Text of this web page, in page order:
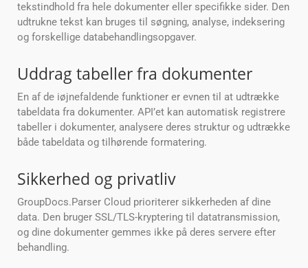
tekstindhold fra hele dokumenter eller specifikke sider. Den
udtrukne tekst kan bruges til søgning, analyse, indeksering
og forskellige databehandlingsopgaver.
Uddrag tabeller fra dokumenter
En af de iøjnefaldende funktioner er evnen til at udtrække
tabeldata fra dokumenter. API’et kan automatisk registrere
tabeller i dokumenter, analysere deres struktur og udtrække
både tabeldata og tilhørende formatering.
Sikkerhed og privatliv
GroupDocs.Parser Cloud prioriterer sikkerheden af dine
data. Den bruger SSL/TLS-kryptering til datatransmission,
og dine dokumenter gemmes ikke på deres servere efter
behandling.